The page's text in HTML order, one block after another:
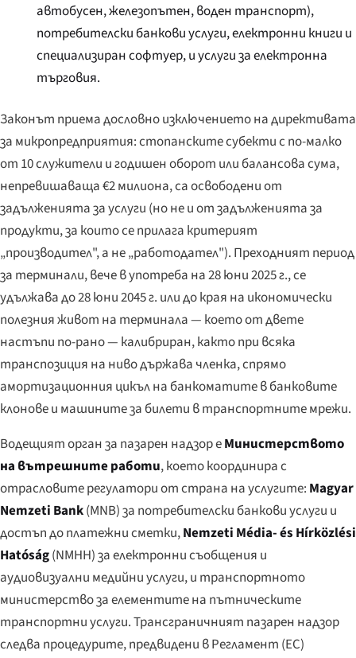
автобусен, железопътен, воден транспорт),
потребителски банкови услуги, електронни книги и
специализиран софтуер, и услуги за електронна
търговия.
Законът приема дословно изключението на директивата
за микропредприятия: стопанските субекти с по-малко
от 10 служители и годишен оборот или балансова сума,
непревишаваща €2 милиона, са освободени от
задълженията за услуги (но не и от задълженията за
продукти, за които се прилага критерият
„производител", а не „работодател"). Преходният период
за терминали, вече в употреба на 28 юни 2025 г., се
удължава до 28 юни 2045 г. или до края на икономически
полезния живот на терминала — което от двете
настъпи по-рано — калибриран, както при всяка
транспозиция на ниво държава членка, спрямо
амортизационния цикъл на банкоматите в банковите
клонове и машините за билети в транспортните мрежи.
Водещият орган за пазарен надзор еМинистерството
на вътрешните работи, което координира с
отрасловите регулатори от страна на услугите: Magyar
Nemzeti Bank(MNB) за потребителски банкови услуги и
достъп до платежни сметки,Nemzeti Média- és Hírközlési
Hatóság(NMHH) за електронни съобщения и
аудиовизуални медийни услуги, и транспортното
министерство за елементите на пътническите
транспортни услуги. Трансграничният пазарен надзор
следва процедурите, предвидени в Регламент (ЕС)